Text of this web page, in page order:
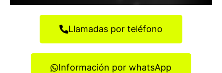
Llamadas por teléfono
Información por whatsApp